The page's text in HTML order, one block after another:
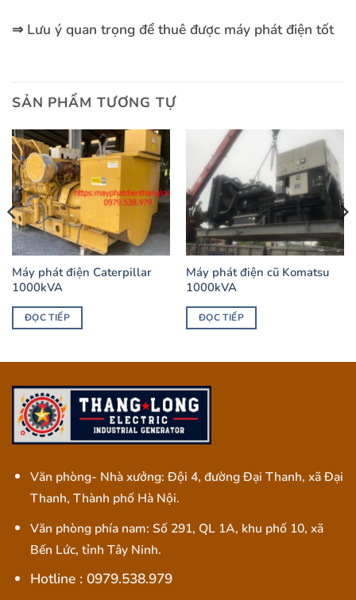
⇒ Lưu ý quan trọng để thuê được máy phát điện tốt
SẢN PHẨM TƯƠNG TỰ
Máy phát điện Caterpillar
1000kVA
ĐỌC TIẾP
Máy phát điện cũ Komatsu
1000kVA
ĐỌC TIẾP
Văn phòng- Nhà xưởng: Đội 4, đường Đại Thanh, xã Đại
Thanh, Thành phố Hà Nội.
Văn phòng phía nam: Số 291, QL 1A, khu phố 10, xã
Bến Lức, tỉnh Tây Ninh.
Hotline : 0979.538.979